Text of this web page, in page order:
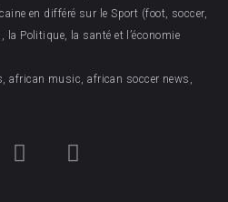
en différé sur le Sport (foot, soccer,
la Politique, la santé et l’économie
african music, african soccer news,